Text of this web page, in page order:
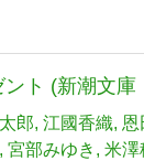
ント (新潮文庫
郎 江國香織 恩
宮部みゆき 米澤